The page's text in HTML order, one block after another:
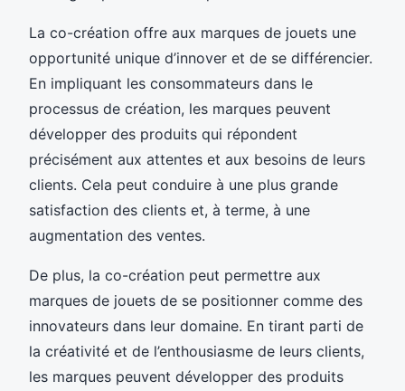
La co-création offre aux marques de jouets une
opportunité unique d’innover et de se différencier.
En impliquant les consommateurs dans le
processus de création, les marques peuvent
développer des produits qui répondent
précisément aux attentes et aux besoins de leurs
clients. Cela peut conduire à une plus grande
satisfaction des clients et, à terme, à une
augmentation des ventes.
De plus, la co-création peut permettre aux
marques de jouets de se positionner comme des
innovateurs dans leur domaine. En tirant parti de
la créativité et de l’enthousiasme de leurs clients,
les marques peuvent développer des produits